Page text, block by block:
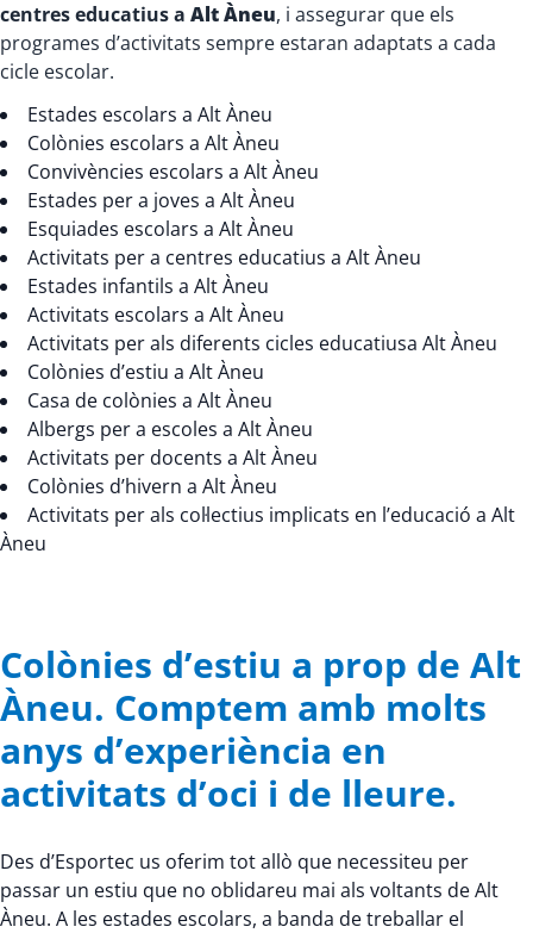
centres educatius a Alt Àneu, i assegurar que els
programes d’activitats sempre estaran adaptats a cada
cicle escolar.
Estades escolars a Alt Àneu
Colònies escolars a Alt Àneu
Convivències escolars a Alt Àneu
Estades per a joves a Alt Àneu
Esquiades escolars a Alt Àneu
Activitats per a centres educatius a Alt Àneu
Estades infantils a Alt Àneu
Activitats escolars a Alt Àneu
Activitats per als diferents cicles educatiusa Alt Àneu
Colònies d’estiu a Alt Àneu
Casa de colònies a Alt Àneu
Albergs per a escoles a Alt Àneu
Activitats per docents a Alt Àneu
Colònies d’hivern a Alt Àneu
Activitats per als col·lectius implicats en l’educació a Alt
Àneu
Colònies d’estiu a prop de Alt
Àneu. Comptem amb molts
anys d’experiència en
activitats d’oci i de lleure.
Des d’Esportec us oferim tot allò que necessiteu per
passar un estiu que no oblidareu mai als voltants de Alt
Àneu. A les estades escolars, a banda de treballar el